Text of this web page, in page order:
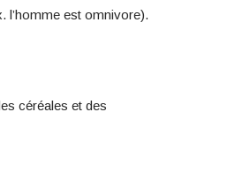
l’homme est omnivore).
céréales et des